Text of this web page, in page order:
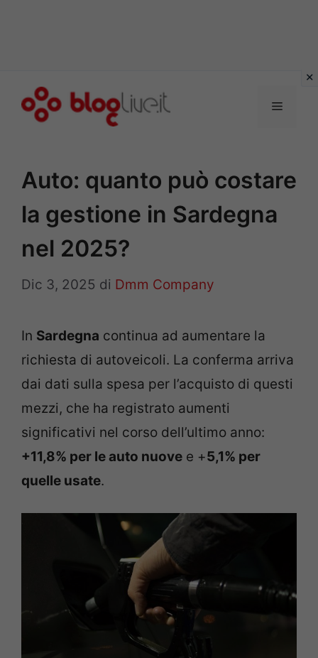
Menu
Auto: quanto può costare
la gestione in Sardegna
nel 2025?
Dic 3, 2025 di Dmm Company
In Sardegna continua ad aumentare la
richiesta di autoveicoli. La conferma arriva
dai dati sulla spesa per l’acquisto di questi
mezzi, che ha registrato aumenti
significativi nel corso dell’ultimo anno:
+11,8% per le auto nuove e +5,1% per
quelle usate.